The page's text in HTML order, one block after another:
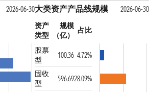
2026-06-30大类资产产品线规模
2026-06-30
资产
类型
规模
（亿）
占比
股票
型
100.36 4.72%
固收
型
596.6928.09%